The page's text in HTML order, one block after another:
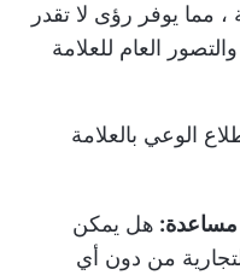
، مما يوفر رؤى لا تقدر
العام للعلامة
الوعي بالعلامة
مساعدة: هل يمكن
من دون أي